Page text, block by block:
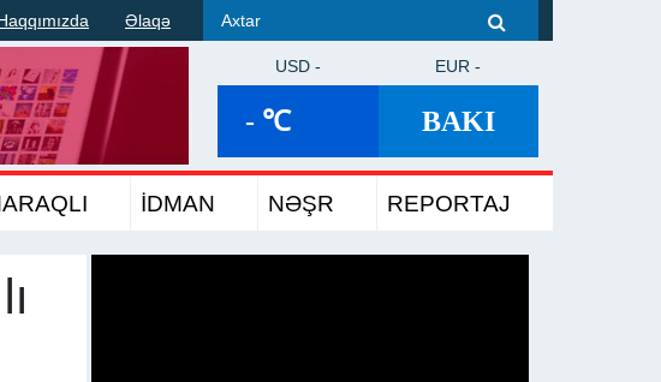
Əlaqə
USD -
- ℃
EUR -
BAKI
İDMAN NƏŞR REPORTAJ